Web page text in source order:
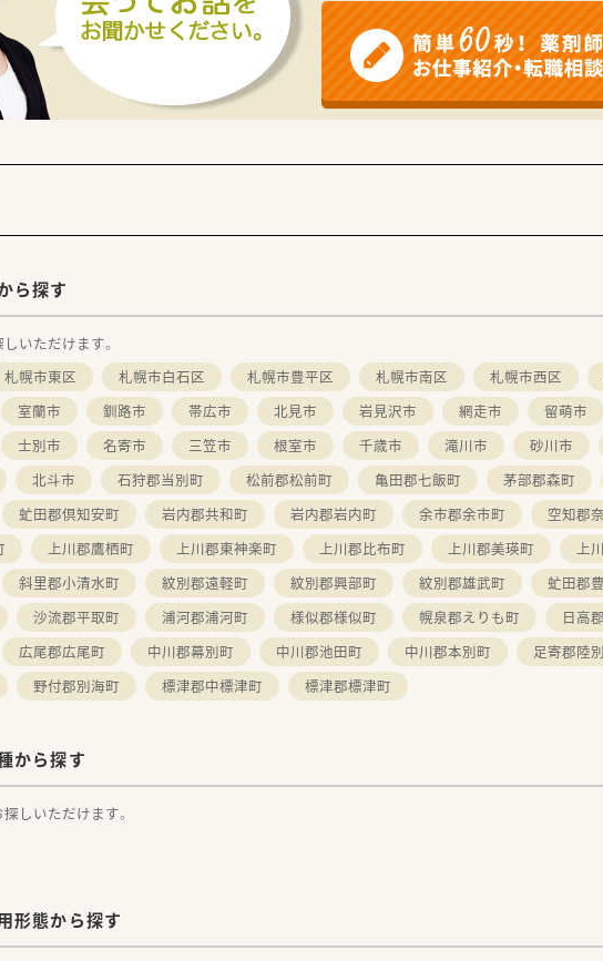
ら探す
いただけます。
札幌市東区 札幌市白石区 札幌市豊平区 札幌市南区 札幌市西区
室蘭市 釧路市 帯広市 北見市 岩見沢市 網走市 留萌市
士別市 名寄市 三笠市 根室市 千歳市 滝川市 砂川市
北斗市 石狩郡当別町 松前郡松前町 亀田郡七飯町 茅部郡森町
虻田郡倶知安町 岩内郡共和町 岩内郡岩内町 余市郡余市町 空知郡
上川郡鷹栖町 上川郡東神楽町 上川郡比布町 上川郡美瑛町 上
斜里郡小清水町 紋別郡遠軽町 紋別郡興部町 紋別郡雄武町 虻田郡
沙流郡平取町 浦河郡浦河町 様似郡様似町 幌泉郡えりも町 日高
広尾郡広尾町 中川郡幕別町 中川郡池田町 中川郡本別町 足寄郡陸
野付郡別海町 標津郡中標津町 標津郡標津町
から探す
しいただけます。
形態から探す